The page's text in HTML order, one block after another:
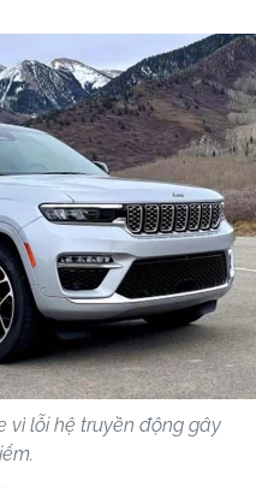
vì lỗi hệ truyền động gây